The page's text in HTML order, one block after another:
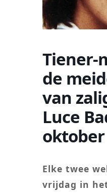
Tiener-
de
van
Luce
oktober
Elke twee
vrijdag in